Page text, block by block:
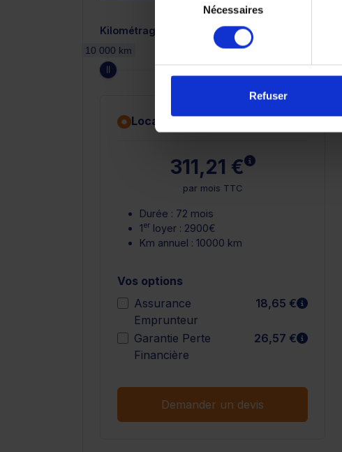
consentement
Nécessaires
Refuser
Kilométrage annuel
10 000 km
Location avec option d'achat
311,21 € En savoir plus
par mois TTC
Durée : 72 mois
1er loyer : 2900€
Km annuel : 10000 km
Vos options
Assurance
Emprunteur
18,65 € En
Garantie Perte
Financière
26,57 € En
Demander un devis